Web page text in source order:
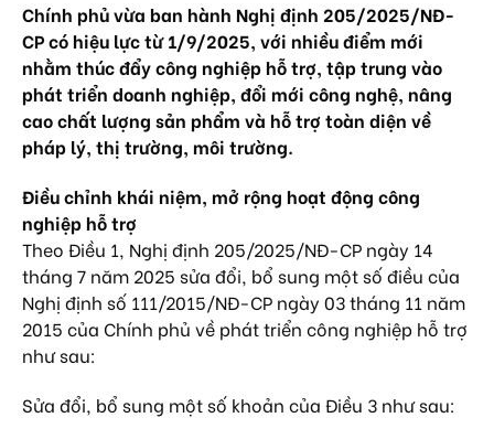
Chính phủ vừa ban hành Nghị định 205/2025/NĐ-
CP có hiệu lực từ 1/9/2025, với nhiều điểm mới
nhằm thúc đẩy công nghiệp hỗ trợ, tập trung vào
phát triển doanh nghiệp, đổi mới công nghệ, nâng
cao chất lượng sản phẩm và hỗ trợ toàn diện về
pháp lý, thị trường, môi trường.
Điều chỉnh khái niệm, mở rộng hoạt động công
nghiệp hỗ trợ
Theo Điều 1, Nghị định 205/2025/NĐ-CP ngày 14
tháng 7 năm 2025 sửa đổi, bổ sung một số điều của
Nghị định số 111/2015/NĐ-CP ngày 03 tháng 11 năm
2015 của Chính phủ về phát triển công nghiệp hỗ trợ
như sau:
Sửa đổi, bổ sung một số khoản của Điều 3 như sau: